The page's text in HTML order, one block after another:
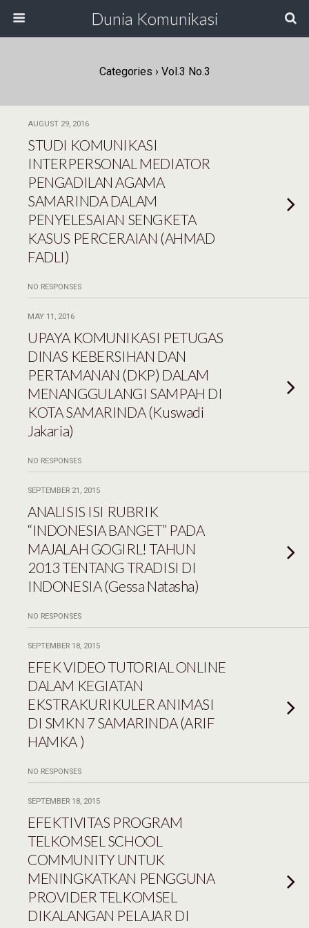
Dunia Komunikasi
Categories › Vol.3 No.3
AUGUST 29, 2016
STUDI KOMUNIKASI
INTERPERSONAL MEDIATOR
PENGADILAN AGAMA
SAMARINDA DALAM
PENYELESAIAN SENGKETA
KASUS PERCERAIAN (AHMAD
FADLI)
NO RESPONSES
MAY 11, 2016
UPAYA KOMUNIKASI PETUGAS
DINAS KEBERSIHAN DAN
PERTAMANAN (DKP) DALAM
MENANGGULANGI SAMPAH DI
KOTA SAMARINDA (Kuswadi
Jakaria)
NO RESPONSES
SEPTEMBER 21, 2015
ANALISIS ISI RUBRIK
“INDONESIA BANGET” PADA
MAJALAH GOGIRL! TAHUN
2013 TENTANG TRADISI DI
INDONESIA (Gessa Natasha)
NO RESPONSES
SEPTEMBER 18, 2015
EFEK VIDEO TUTORIAL ONLINE
DALAM KEGIATAN
EKSTRAKURIKULER ANIMASI
DI SMKN 7 SAMARINDA (ARIF
HAMKA )
NO RESPONSES
SEPTEMBER 18, 2015
EFEKTIVITAS PROGRAM
TELKOMSEL SCHOOL
COMMUNITY UNTUK
MENINGKATKAN PENGGUNA
PROVIDER TELKOMSEL
DIKALANGAN PELAJAR DI